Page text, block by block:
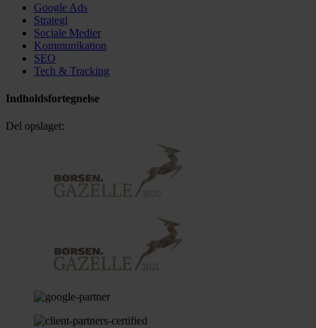
Google Ads
Strategi
Sociale Medier
Kommunikation
SEO
Tech & Tracking
Indholdsfortegnelse
Del opslaget: